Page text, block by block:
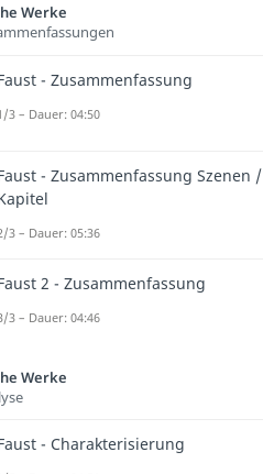
Werke
- Zusammenfassung
3 – Dauer: 04:50
- Zusammenfassung Szenen /
3 – Dauer: 05:36
2 - Zusammenfassung
3 – Dauer: 04:46
Werke
- Charakterisierung